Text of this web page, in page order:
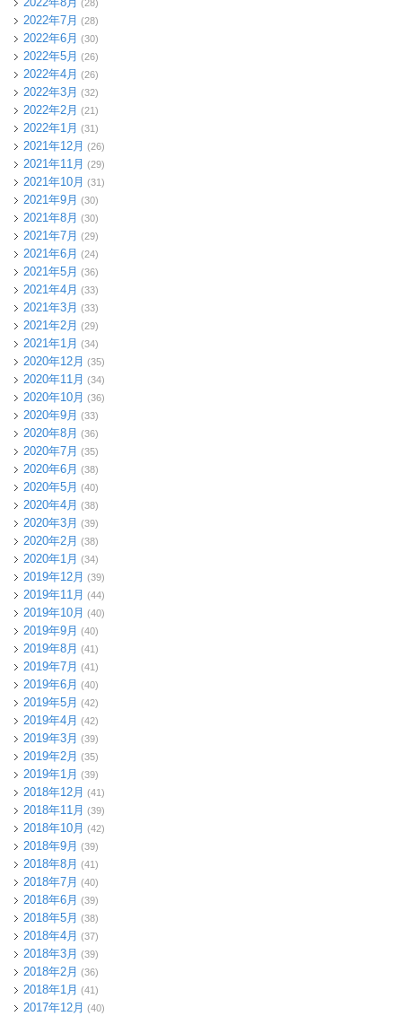
(28)
2022年7月 (28)
2022年6月 (30)
2022年5月 (26)
2022年4月 (26)
2022年3月 (32)
2022年2月 (21)
2022年1月 (31)
2021年12月 (26)
2021年11月 (29)
2021年10月 (31)
2021年9月 (30)
2021年8月 (30)
2021年7月 (29)
2021年6月 (24)
2021年5月 (36)
2021年4月 (33)
2021年3月 (33)
2021年2月 (29)
2021年1月 (34)
2020年12月 (35)
2020年11月 (34)
2020年10月 (36)
2020年9月 (33)
2020年8月 (36)
2020年7月 (35)
2020年6月 (38)
2020年5月 (40)
2020年4月 (38)
2020年3月 (39)
2020年2月 (38)
2020年1月 (34)
2019年12月 (39)
2019年11月 (44)
2019年10月 (40)
2019年9月 (40)
2019年8月 (41)
2019年7月 (41)
2019年6月 (40)
2019年5月 (42)
2019年4月 (42)
2019年3月 (39)
2019年2月 (35)
2019年1月 (39)
2018年12月 (41)
2018年11月 (39)
2018年10月 (42)
2018年9月 (39)
2018年8月 (41)
2018年7月 (40)
2018年6月 (39)
2018年5月 (38)
2018年4月 (37)
2018年3月 (39)
2018年2月 (36)
2018年1月 (41)
2017年12月 (40)